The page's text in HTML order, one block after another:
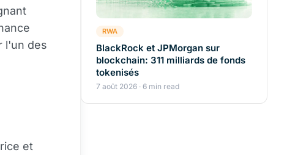
l'un des
et
RWA
BlackRock et JPMorgan sur
blockchain: 311 milliards de fonds
tokenisés
7 août 2026 · 6 min read